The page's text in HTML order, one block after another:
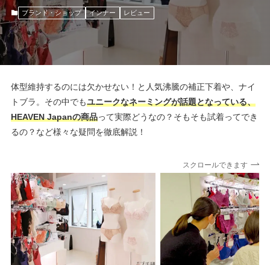
ブランド・ショップ インナー レビュー
体型維持するのには欠かせない！と人気沸騰の補正下着や、ナイ
トブラ。その中でもユニークなネーミングが話題となっている、
HEAVEN Japanの商品って実際どうなの？そもそも試着ってでき
るの？など様々な疑問を徹底解説！
スクロールできます